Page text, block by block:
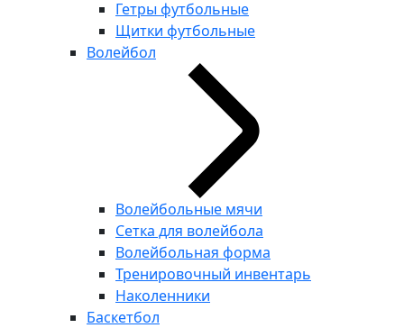
Гетры футбольные
Щитки футбольные
Волейбол
Волейбольные мячи
Сетка для волейбола
Волейбольная форма
Тренировочный инвентарь
Наколенники
Баскетбол